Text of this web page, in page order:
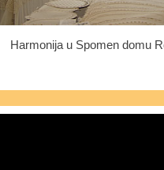
Harmonija u Spomen domu